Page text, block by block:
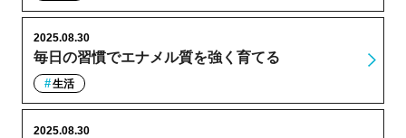
毎日の習慣でエナメル質を強く育てる
2025.08.30
生活
2025.08.30